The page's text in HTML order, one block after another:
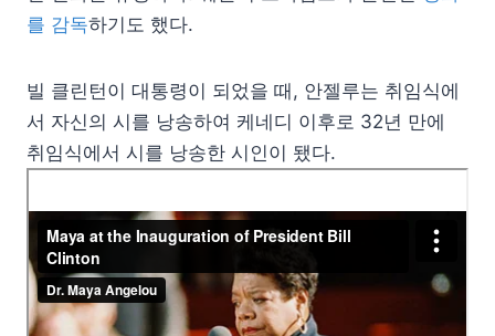
를 감독하기도 했다.
빌 클린턴이 대통령이 되었을 때, 안젤루는 취임식에
서 자신의 시를 낭송하여 케네디 이후로 32년 만에
취임식에서 시를 낭송한 시인이 됐다.